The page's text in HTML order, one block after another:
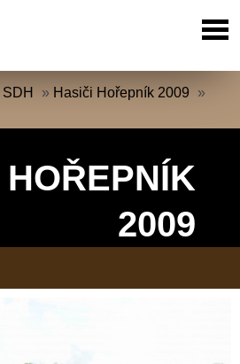
SDH » Hasiči Hořepník 2009 »
2009